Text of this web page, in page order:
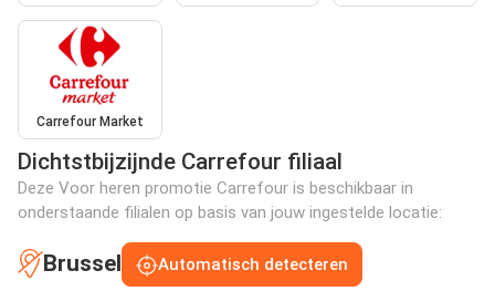
Carrefour Market
Dichtstbijzijnde Carrefour filiaal
Deze Voor heren promotie Carrefour is beschikbaar in
onderstaande filialen op basis van jouw ingestelde locatie:
Brussel Automatisch detecteren